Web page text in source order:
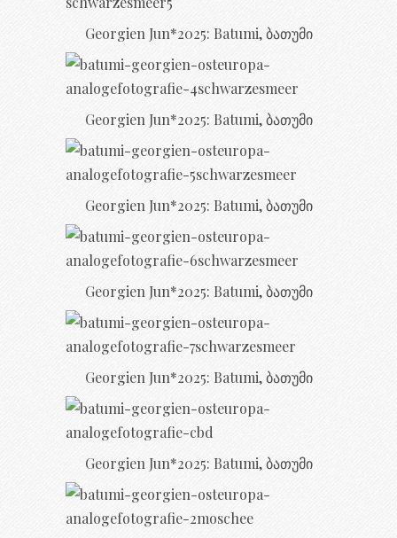
Georgien Jun*2025: Batumi, ბათუმი
Georgien Jun*2025: Batumi, ბათუმი
Georgien Jun*2025: Batumi, ბათუმი
Georgien Jun*2025: Batumi, ბათუმი
Georgien Jun*2025: Batumi, ბათუმი
Georgien Jun*2025: Batumi, ბათუმი